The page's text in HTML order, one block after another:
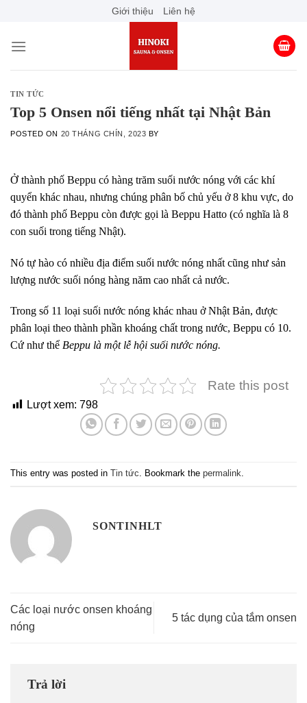
content
Giới thiệu Liên hệ
TIN TỨC
Top 5 Onsen nổi tiếng nhất tại Nhật Bản
POSTED ON 20 THÁNG CHÍN, 2023 BY
Ở thành phố Beppu có hàng trăm suối nước nóng với các khí
quyển khác nhau, nhưng chúng phân bố chủ yếu ở 8 khu vực, do
đó thành phố Beppu còn được gọi là Beppu Hatto (có nghĩa là 8
con suối trong tiếng Nhật).
Nó tự hào có nhiều địa điểm suối nước nóng nhất cũng như sản
lượng nước suối nóng hàng năm cao nhất cả nước.
Trong số 11 loại suối nước nóng khác nhau ở Nhật Bản, được
phân loại theo thành phần khoáng chất trong nước, Beppu có 10.
Cứ như thể Beppu là một lễ hội suối nước nóng.
Rate this post
Lượt xem: 798
This entry was posted in Tin tức . Bookmark the permalink
SONTINHLT
Các loại nước onsen khoáng
nóng
5 tác dụng của tắm onsen
Trả lời